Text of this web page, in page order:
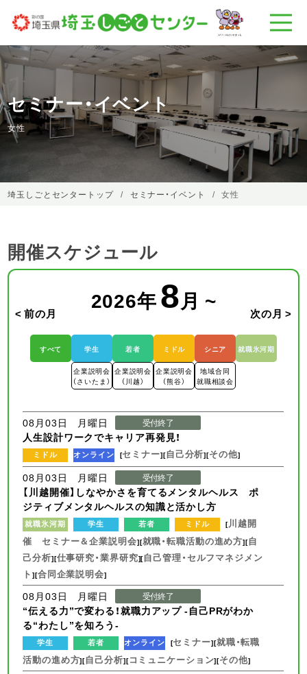
セミナー・イベント
女性
埼玉しごとセンタートップ セミナー・イベント 女性
開催スケジュール
< 前の月 次の月 >
すべて 学生 若者 ミドル シニア 就職氷河期
企業説明会
（さいたま）
企業説明会
（川越）
企業説明会
（熊谷）
地域合同
就職相談会
2026年8月 ~
08月03日 月曜日 受付終了
人生設計ワークでキャリア再発見！
ミドル オンライン [セミナー][自己分析][その他]
08月03日 月曜日 受付終了
【川越開催】しなやかさを育てるメンタルヘルス ポ
ジティブメンタルヘルスの知識と活かし方
就職氷河期 学生 若者 ミドル [川越開
催 セミナー＆企業説明会][就職・転職活動の進め方][自
己分析][仕事研究・業界研究][自己管理・セルフマネジメン
ト][合同企業説明会]
08月03日 月曜日 受付終了
“伝える力”で変わる！就職力アップ -自己PRがわか
る“わたし”を知ろう-
学生 若者 オンライン [セミナー][就職・転職
活動の進め方][自己分析][コミュニケーション][その他]